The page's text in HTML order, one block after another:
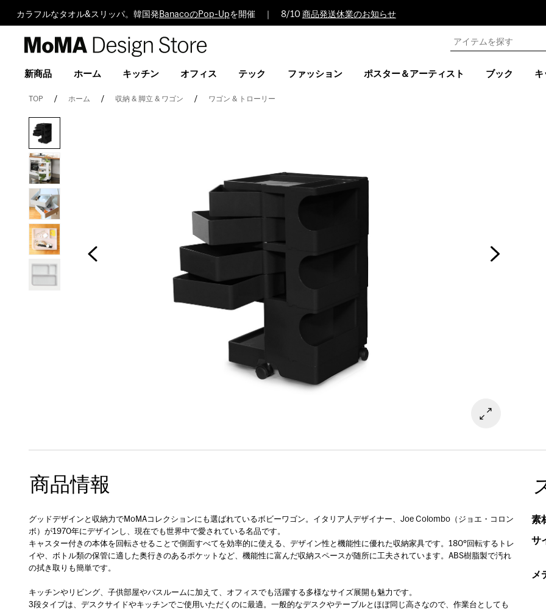
カラフルなタオル&スリッパ。韓国発 BanacoのPop-Upを開催 ｜ 8/10 商品発送休業のお知らせ
Design
新商品 ホーム キッチン オフィス テック ファッション ポスター＆アーティスト ブック キ
TOP ホーム 収納 & 脚立 & ワゴン ワゴン & トローリー
商品情報
グッドデザインと収納力でMoMAコレクションにも選ばれているボビーワゴン。イタリア人デザイナー、Joe Colombo（ジョエ・コロン
ボ）が1970年にデザインし、現在でも世界中で愛されている名品です。
キャスター付きの本体を回転させることで側面すべてを効率的に使える、デザイン性と機能性に優れた収納家具です。180°回転するトレ
イや、ボトル類の保管に適した奥行きのあるポケットなど、機能性に富んだ収納スペースが随所に工夫されています。ABS樹脂製で汚れ
の拭き取りも簡単です。
キッチンやリビング、子供部屋やバスルームに加えて、オフィスでも活躍する多様なサイズ展開も魅力です。
3段タイプは、デスクサイドやキッチンでご使用いただくのに最適。一般的なデスクやテーブルとほぼ同じ高さなので、作業台としても
素
サ
メ